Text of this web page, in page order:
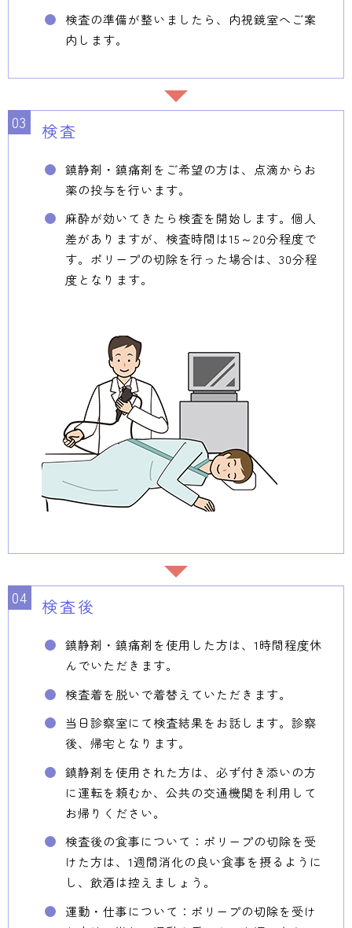
検査の準備が整いましたら、内視鏡室へご案
内します。
検査
鎮静剤・鎮痛剤をご希望の方は、点滴からお
薬の投与を行います。
麻酔が効いてきたら検査を開始します。個人
差がありますが、検査時間は15～20分程度で
す。ポリープの切除を行った場合は、30分程
度となります。
検査後
鎮静剤・鎮痛剤を使用した方は、1時間程度休
んでいただきます。
検査着を脱いで着替えていただきます。
当日診察室にて検査結果をお話します。診察
後、帰宅となります。
鎮静剤を使用された方は、必ず付き添いの方
に運転を頼むか、公共の交通機関を利用して
お帰りください。
検査後の食事について：ポリープの切除を受
けた方は、1週間消化の良い食事を摂るように
し、飲酒は控えましょう。
運動・仕事について：ポリープの切除を受け